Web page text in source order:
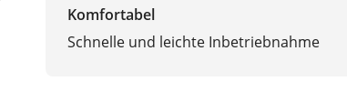
Komfortabel
Schnelle und leichte Inbetriebnahme